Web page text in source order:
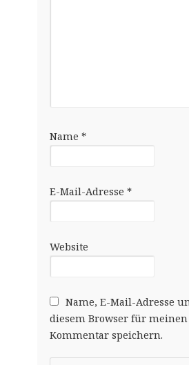
Name *
E-Mail-Adresse *
Website
Name, E-Mail-Adresse
diesem Browser für
Kommentar speichern.